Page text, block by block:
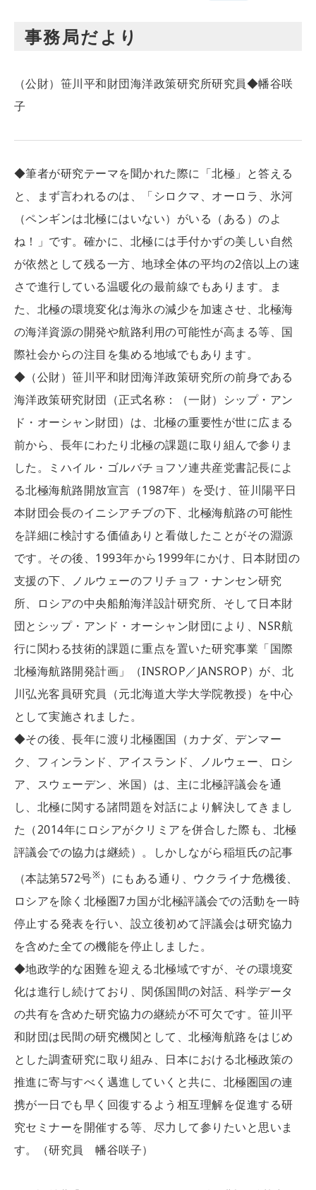
事務局だより
（公財）笹川平和財団海洋政策研究所研究員◆幡谷咲
子
◆筆者が研究テーマを聞かれた際に「北極」と答える
と、まず言われるのは、「シロクマ、オーロラ、氷河
（ペンギンは北極にはいない）がいる（ある）のよ
ね！」です。確かに、北極には手付かずの美しい自然
が依然として残る一方、地球全体の平均の2倍以上の速
さで進行している温暖化の最前線でもあります。ま
た、北極の環境変化は海氷の減少を加速させ、北極海
の海洋資源の開発や航路利用の可能性が高まる等、国
際社会からの注目を集める地域でもあります。
◆（公財）笹川平和財団海洋政策研究所の前身である
海洋政策研究財団（正式名称：（一財）シップ・アン
ド・オーシャン財団）は、北極の重要性が世に広まる
前から、長年にわたり北極の課題に取り組んで参りま
した。ミハイル・ゴルバチョフソ連共産党書記長によ
る北極海航路開放宣言（1987年）を受け、笹川陽平日
本財団会長のイニシアチブの下、北極海航路の可能性
を詳細に検討する価値ありと看做したことがその淵源
です。その後、1993年から1999年にかけ、日本財団の
支援の下、ノルウェーのフリチョフ・ナンセン研究
所、ロシアの中央船舶海洋設計研究所、そして日本財
団とシップ・アンド・オーシャン財団により、NSR航
行に関わる技術的課題に重点を置いた研究事業「国際
北極海航路開発計画」（INSROP／JANSROP）が、北
川弘光客員研究員（元北海道大学大学院教授）を中心
として実施されました。
◆その後、長年に渡り北極圏国（カナダ、デンマー
ク、フィンランド、アイスランド、ノルウェー、ロシ
ア、スウェーデン、米国）は、主に北極評議会を通
し、北極に関する諸問題を対話により解決してきまし
た（2014年にロシアがクリミアを併合した際も、北極
評議会での協力は継続）。しかしながら稲垣氏の記事
（本誌第572号※）にもある通り、ウクライナ危機後、
ロシアを除く北極圏7カ国が北極評議会での活動を一時
停止する発表を行い、設立後初めて評議会は研究協力
を含めた全ての機能を停止しました。
◆地政学的な困難を迎える北極域ですが、その環境変
化は進行し続けており、関係国間の対話、科学データ
の共有を含めた研究協力の継続が不可欠です。笹川平
和財団は民間の研究機関として、北極海航路をはじめ
とした調査研究に取り組み、日本における北極政策の
推進に寄与すべく邁進していくと共に、北極圏国の連
携が一日でも早く回復するよう相互理解を促進する研
究セミナーを開催する等、尽力して参りたいと思いま
す。（研究員 幡谷咲子）